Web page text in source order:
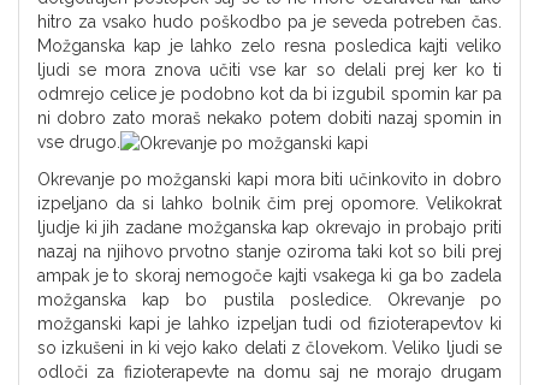
hitro za vsako hudo poškodbo pa je seveda potreben čas.
Možganska kap je lahko zelo resna posledica kajti veliko
ljudi se mora znova učiti vse kar so delali prej ker ko ti
odmrejo celice je podobno kot da bi izgubil spomin kar pa
ni dobro zato moraš nekako potem dobiti nazaj spomin in
vse drugo.
Okrevanje po možganski kapi mora biti učinkovito in dobro
izpeljano da si lahko bolnik čim prej opomore. Velikokrat
ljudje ki jih zadane možganska kap okrevajo in probajo priti
nazaj na njihovo prvotno stanje oziroma taki kot so bili prej
ampak je to skoraj nemogoče kajti vsakega ki ga bo zadela
možganska kap bo pustila posledice. Okrevanje po
možganski kapi je lahko izpeljan tudi od fizioterapevtov ki
so izkušeni in ki vejo kako delati z človekom. Veliko ljudi se
odloči za fizioterapevte na domu saj ne morajo drugam